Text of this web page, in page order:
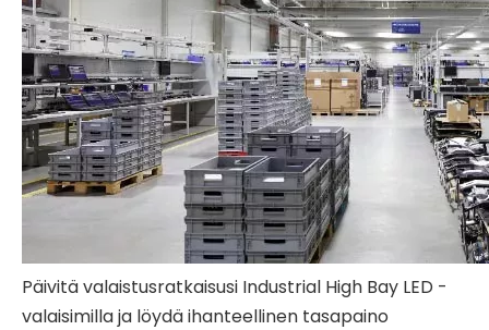
Päivitä valaistusratkaisusi Industrial High Bay LED -
valaisimilla ja löydä ihanteellinen tasapaino